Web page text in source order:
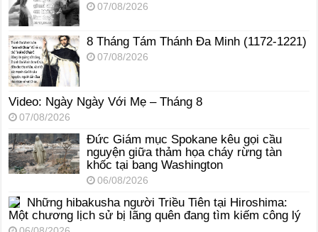
07/08/2026
8 Tháng Tám Thánh Ða Minh (1172-1221)
07/08/2026
Video: Ngày Ngày Với Mẹ – Tháng 8
07/08/2026
Đức Giám mục Spokane kêu gọi cầu
nguyện giữa thảm họa cháy rừng tàn
khốc tại bang Washington
06/08/2026
Những hibakusha người Triều Tiên tại Hiroshima:
Một chương lịch sử bị lãng quên đang tìm kiếm công lý